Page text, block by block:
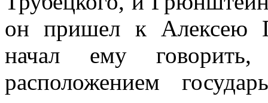
он пришел к Алексею
начал ему
расположением